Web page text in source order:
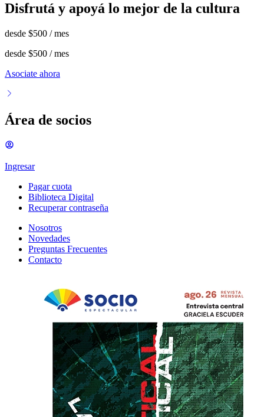
Disfrutá y apoyá lo mejor de la cultura
desde $500 / mes
desde $500 / mes
Asociate ahora
Área de socios
Ingresar
Pagar cuota
Biblioteca Digital
Recuperar contraseña
Nosotros
Novedades
Preguntas Frecuentes
Contacto